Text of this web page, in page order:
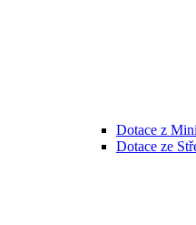
Dotace z
Dotace ze